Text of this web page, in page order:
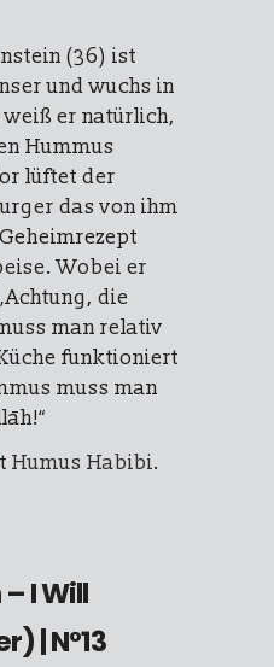
(36) ist
und wuchs in
er natürlich,
Hummus
lüftet der
das von ihm
Wobei er
die
man relativ
funktioniert
muss man
Humus Habibi.
– I Will
| N°13